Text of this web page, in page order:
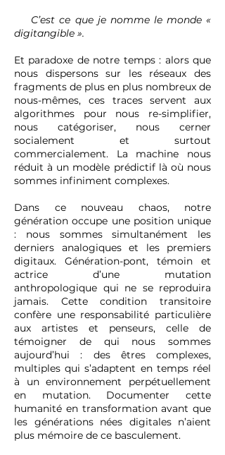
C’est ce que je nomme le monde «
digitangible ».
Et paradoxe de notre temps : alors que
nous dispersons sur les réseaux des
fragments de plus en plus nombreux de
nous-mêmes, ces traces servent aux
algorithmes pour nous re-simplifier,
nous catégoriser, nous cerner
socialement et surtout
commercialement. La machine nous
réduit à un modèle prédictif là où nous
sommes infiniment complexes.
Dans ce nouveau chaos, notre
génération occupe une position unique
: nous sommes simultanément les
derniers analogiques et les premiers
digitaux. Génération-pont, témoin et
actrice d’une mutation
anthropologique qui ne se reproduira
jamais. Cette condition transitoire
confère une responsabilité particulière
aux artistes et penseurs, celle de
témoigner de qui nous sommes
aujourd’hui : des êtres complexes,
multiples qui s’adaptent en temps réel
à un environnement perpétuellement
en mutation. Documenter cette
humanité en transformation avant que
les générations nées digitales n’aient
plus mémoire de ce basculement.